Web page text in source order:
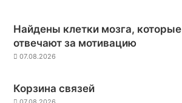
Найдены клетки мозга, которые
отвечают за мотивацию
07.08.2026
Корзина связей